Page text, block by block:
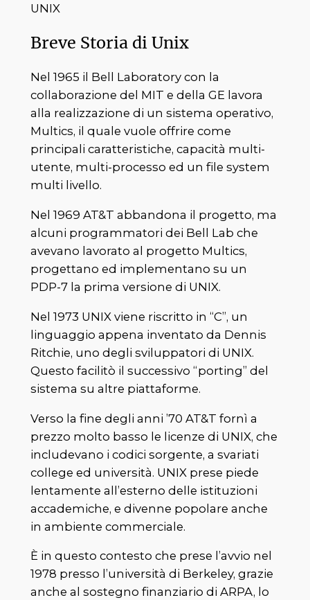
UNIX
Breve Storia di Unix
Nel 1965 il Bell Laboratory con la
collaborazione del MIT e della GE lavora
alla realizzazione di un sistema operativo,
Multics, il quale vuole offrire come
principali caratteristiche, capacità multi-
utente, multi-processo ed un file system
multi livello.
Nel 1969 AT&T abbandona il progetto, ma
alcuni programmatori dei Bell Lab che
avevano lavorato al progetto Multics,
progettano ed implementano su un
PDP-7 la prima versione di UNIX.
Nel 1973 UNIX viene riscritto in “C”, un
linguaggio appena inventato da Dennis
Ritchie, uno degli sviluppatori di UNIX.
Questo facilitò il successivo “porting” del
sistema su altre piattaforme.
Verso la fine degli anni ’70 AT&T fornì a
prezzo molto basso le licenze di UNIX, che
includevano i codici sorgente, a svariati
college ed università. UNIX prese piede
lentamente all’esterno delle istituzioni
accademiche, e divenne popolare anche
in ambiente commerciale.
È in questo contesto che prese l’avvio nel
1978 presso l’università di Berkeley, grazie
anche al sostegno finanziario di ARPA, lo